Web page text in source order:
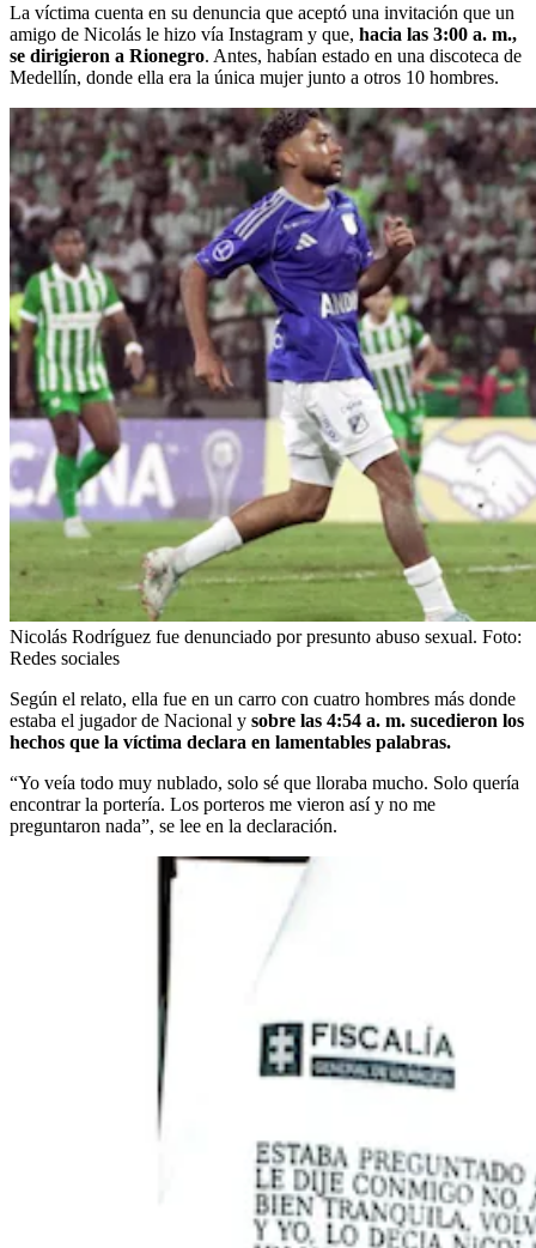
La víctima cuenta en su denuncia que aceptó una invitación que un
amigo de Nicolás le hizo vía Instagram y que, hacia las 3:00 a. m.,
se dirigieron a Rionegro. Antes, habían estado en una discoteca de
Medellín, donde ella era la única mujer junto a otros 10 hombres.
Nicolás Rodríguez fue denunciado por presunto abuso sexual. Foto:
Redes sociales
Según el relato, ella fue en un carro con cuatro hombres más donde
estaba el jugador de Nacional y sobre las 4:54 a. m. sucedieron los
hechos que la víctima declara en lamentables palabras.
“Yo veía todo muy nublado, solo sé que lloraba mucho. Solo quería
encontrar la portería. Los porteros me vieron así y no me
preguntaron nada”, se lee en la declaración.